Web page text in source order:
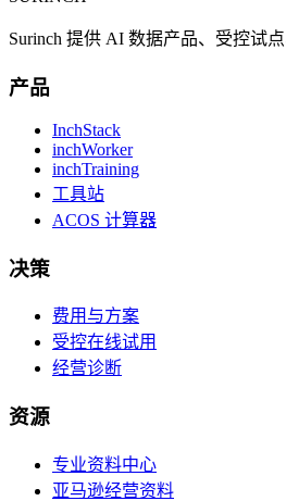
Surinch 提供 AI 数据产品、受控试
产品
InchStack
inchWorker
inchTraining
工具站
ACOS 计算器
决策
费用与方案
受控在线试用
经营诊断
资源
专业资料中心
亚马逊经营资料